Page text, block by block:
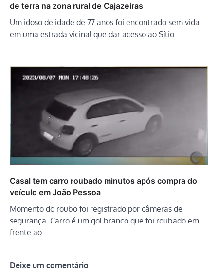
de terra na zona rural de Cajazeiras
Um idoso de idade de 77 anos foi encontrado sem vida
em uma estrada vicinal que dar acesso ao Sítio…
Casal tem carro roubado minutos após compra do
veículo em João Pessoa
Momento do roubo foi registrado por câmeras de
segurança. Carro é um gol branco que foi roubado em
frente ao…
Deixe um comentário